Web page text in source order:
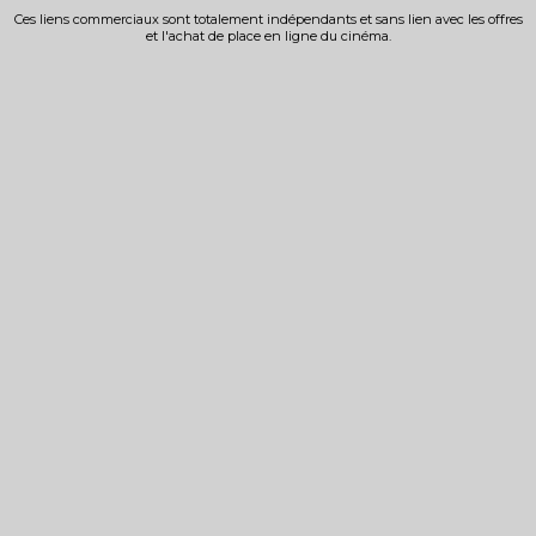
Ces liens commerciaux sont totalement indépendants et sans lien avec les offres
et l'achat de place en ligne du cinéma.